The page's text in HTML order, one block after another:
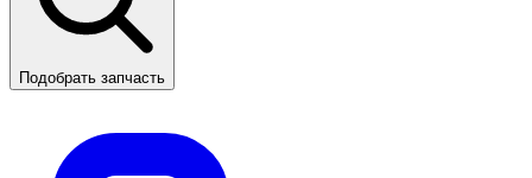
Подобрать запчасть